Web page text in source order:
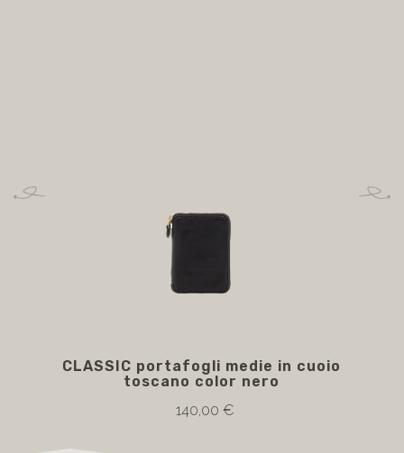
CLASSIC portafogli medie in cuoio
toscano color nero
140,00 €